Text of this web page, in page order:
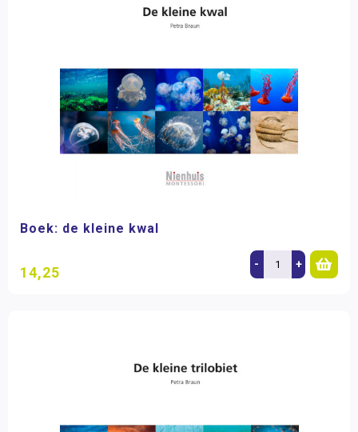
Boek: de kleine kwal
14,25 - +